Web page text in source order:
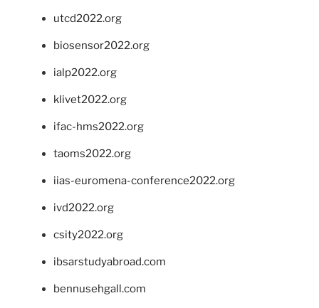
utcd2022.org
biosensor2022.org
ialp2022.org
klivet2022.org
ifac-hms2022.org
taoms2022.org
iias-euromena-conference2022.org
ivd2022.org
csity2022.org
ibsarstudyabroad.com
bennusehgall.com